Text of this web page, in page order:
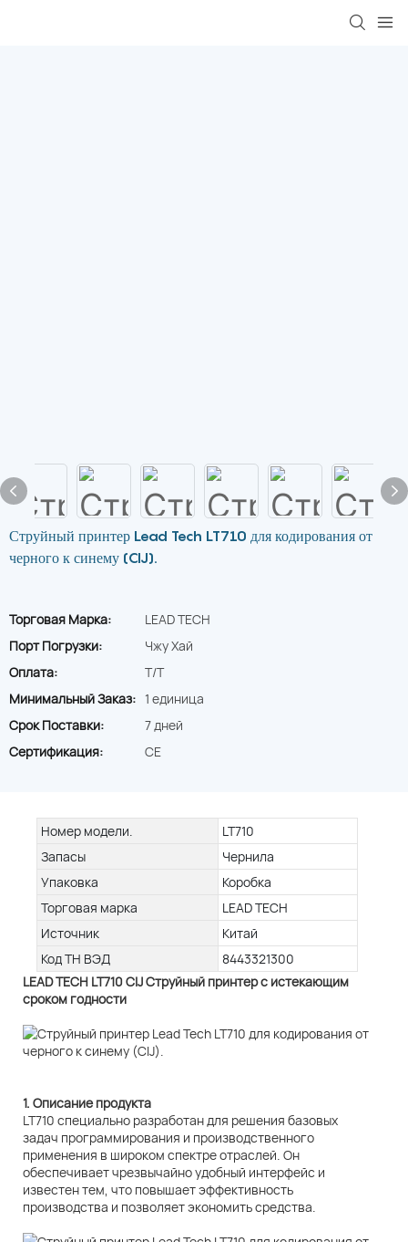
Струйный принтер Lead Tech LT710 для кодирования от
черного к синему (CIJ).
Торговая Марка:
LEAD TECH
Порт Погрузки:
Чжу Хай
Оплата:
T/T
Минимальный Заказ: 1 единица
Срок Поставки:
7 дней
Сертификация:
CE
Номер модели.
LT710
Запасы
Чернила
Упаковка
Коробка
Торговая марка
LEAD TECH
Источник
Китай
Код ТН ВЭД
8443321300
LEAD TECH LT710 CIJ Струйный принтер с истекающим
сроком годности
1. Описание продукта
LT710 специально разработан для решения базовых
задач программирования и производственного
применения в широком спектре отраслей. Он
обеспечивает чрезвычайно удобный интерфейс и
известен тем, что повышает эффективность
производства и позволяет экономить средства.